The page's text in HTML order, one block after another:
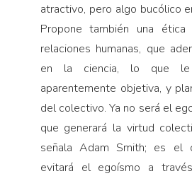
atractivo, pero algo bucólico
Propone también una
relaciones humanas, que
en la ciencia, lo que
aparentemente objetiva, y
del colectivo. Ya no será el
que generará la virtud
señala Adam Smith; es el
evitará el egoísmo a